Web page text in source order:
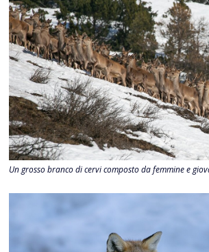
Un grosso branco di cervi composto da femmine e